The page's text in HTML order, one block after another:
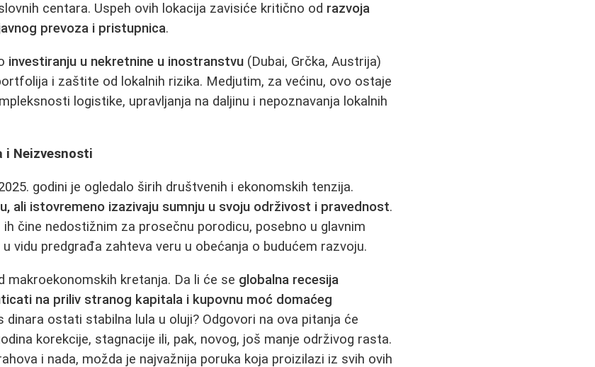
centara. Uspeh ovih lokacija zavisiće kritično od razvoja
prevoza i pristupnica.
investiranju u nekretnine u inostranstvu (Dubai, Grčka, Austrija)
i zaštite od lokalnih rizika. Medjutim, za većinu, ovo ostaje
logistike, upravljanja na daljinu i nepoznavanja lokalnih
i Neizvesnosti
godini je ogledalo širih društvenih i ekonomskih tenzija.
ali istovremeno izazivaju sumnju u svoju održivost i pravednost.
čine nedostižnim za prosečnu porodicu, posebno u glavnim
vidu predgrađa zahteva veru u obećanja o budućem razvoju.
makroekonomskih kretanja. Da li će se globalna recesija
na priliv stranog kapitala i kupovnu moć domaćeg
dinara ostati stabilna lula u oluji? Odgovori na ova pitanja će
korekcije, stagnacije ili, pak, novog, još manje održivog rasta.
i nada, možda je najvažnija poruka koja proizilazi iz svih ovih